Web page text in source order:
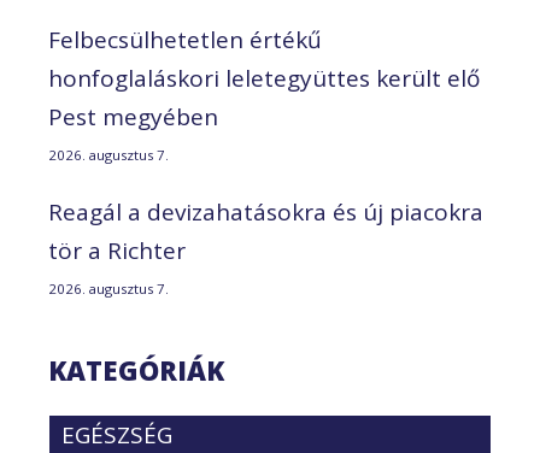
Felbecsülhetetlen értékű
honfoglaláskori leletegyüttes került elő
Pest megyében
2026. augusztus 7.
Reagál a devizahatásokra és új piacokra
tör a Richter
2026. augusztus 7.
KATEGÓRIÁK
EGÉSZSÉG